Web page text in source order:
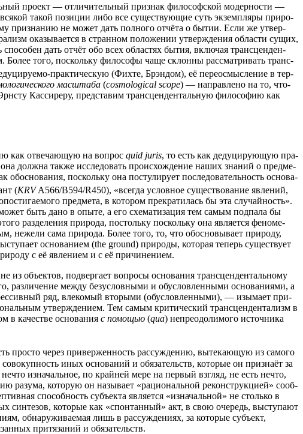
про­ект — отли­чи­тель­ный при­знак фило­соф­ской модер­но­сти —
такой пози­ции либо все суще­ству­ю­щие суть экзем­пля­ры при­ро­
при­зна­нию не может дать пол­но­го отчё­та о бытии. Если же утвер­
ока­зы­ва­ет­ся в стран­ном поло­же­нии утвер­жде­ния обла­сти сущих,
дать отчёт обо всех обла­стях бытия, вклю­чая транс­цен­ден­
Более того, посколь­ку фило­со­фы чаще склон­ны рас­смат­ри­вать транс­
прак­ти­че­скую (Фих­те, Брэн­дом), её пере­осмыс­ле­ние в тер­
мас­шта­ба (cosmological scope) — направ­ле­но на то, что­
Кас­си­ре­ру, пред­ста­вим транс­цен­ден­таль­ную фило­со­фию как
как отве­ча­ю­щую на вопрос quid juris, то есть как деду­ци­ру­ю­щую пра­
долж­на так­же иссле­до­вать про­ис­хож­де­ние наших зна­ний о пред­ме­
посколь­ку она посту­ли­ру­ет после­до­ва­тель­ность осно­ва­
(KRVA566/B594/R450), «все­гда услов­ное суще­ство­ва­ние явле­ний,
пред­ме­та, в кото­ром пре­кра­ти­лась бы эта слу­чай­ность».
быть дано в опы­те, а его схе­ма­ти­за­ция тем самым под­па­ла бы
раз­де­ле­ния при­ро­да, постоль­ку посколь­ку она явля­ет­ся фено­ме­
неже­ли сама при­ро­да. Более того, то, что обос­но­вы­ва­ет при­ро­ду,
осно­ва­ни­ем (the ground) при­ро­ды, кото­рая теперь суще­ству­ет
с её явле­ни­ем и с её причинением.
из объ­ек­тов, под­вер­га­ет вопро­сы осно­ва­ния транс­цен­ден­таль­но­му
раз­ли­че­ние меж­ду без­услов­ны­ми и обу­слов­лен­ны­ми осно­ва­ни­я­ми, а
ряд, вле­ко­мый вто­ры­ми (обу­слов­лен­ны­ми), — изы­ма­ет при­
утвер­жде­ни­ем. Тем самым кри­ти­че­ский транс­цен­ден­та­лизм в
в каче­стве осно­ва­ния с помо­щью (qua) непре­одо­ли­мо­го источ­ни­ка
про­сто через при­вер­жен­ность рас­суж­де­нию, выте­ка­ю­щую из само­го
иных осно­ва­ний и обя­за­тельств, кото­рые он при­зна­ёт за
изна­чаль­ное, по край­ней мере на пер­вый взгляд, не есть нечто,
разу­ма, кото­рую он назы­ва­ет «раци­о­наль­ной рекон­струк­ци­ей» сооб­
спо­соб­ность субъ­ек­та явля­ет­ся «изна­чаль­ной» не столь­ко в
син­те­зов, кото­рые как «спон­тан­ный» акт, в свою оче­редь, высту­па­ют
обна­ру­жи­ва­е­мая лишь в рас­суж­де­ни­ях, за кото­рые субъ­ект,
при­тя­за­ний и обязательств.